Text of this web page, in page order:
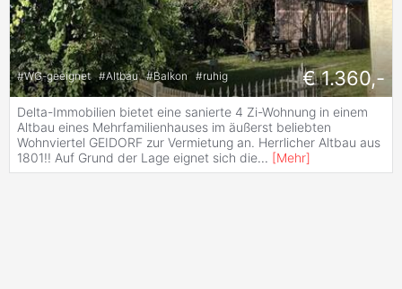
#WG-geeignet #Altbau #Balkon #ruhig € 1.360,-
Delta-Immobilien bietet eine sanierte 4 Zi-Wohnung in einem
Altbau eines Mehrfamilienhauses im äußerst beliebten
Wohnviertel GEIDORF zur Vermietung an. Herrlicher Altbau aus
1801!! Auf Grund der Lage eignet sich die... [Mehr]